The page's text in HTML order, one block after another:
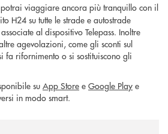
potrai viaggiare ancora più tranquillo con il
H24 su tutte le strade e autostrade
al dispositivo Telepass. Inoltre
agevolazioni, come gli sconti sul
fa rifornimento o si sostituiscono gli
su App Store e Google Play e
in modo smart.